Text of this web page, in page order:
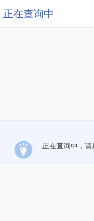
正在查询中
正在查询中，请